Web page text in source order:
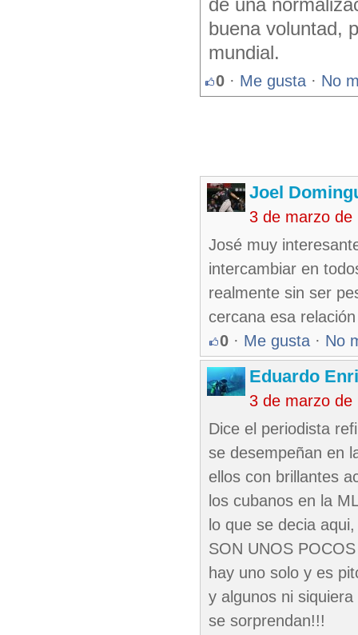
de una
buena voluntad,
mundial.
0 · Me gusta · No
Joel
3 de marzo de
José muy
intercambiar en
realmente sin ser
cercana esa
0 · Me gusta · No
Eduardo
3 de marzo de
Dice el periodista
se desempeñan en
ellos con brillantes
los cubanos en la
lo que se decia
SON UNOS
hay uno solo y es
y algunos ni
se sorprendan!!!